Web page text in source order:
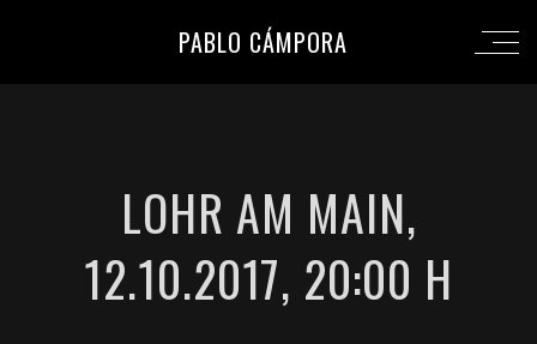
PABLO CÁMPORA
LOHR AM MAIN,
12.10.2017, 20:00 H